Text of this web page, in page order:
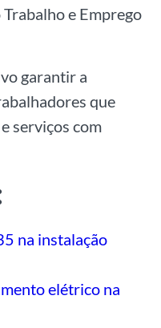
e Emprego
garantir a
que
serviços com
na instalação
elétrico na